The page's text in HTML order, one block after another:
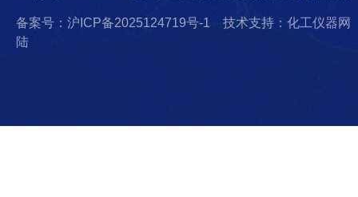
备案号：沪ICP备2025124719号-1
技术支持：化工仪器网
陆